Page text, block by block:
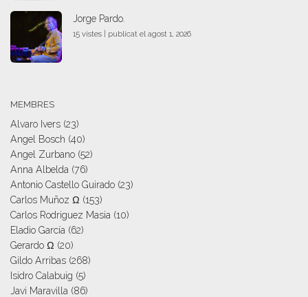
Jorge Pardo.
15 vistes | publicat el agost 1, 2026
MEMBRES
Alvaro Ivers (23)
Angel Bosch (40)
Angel Zurbano (52)
Anna Albelda (76)
Antonio Castello Guirado (23)
Carlos Muñoz Ω (153)
Carlos Rodriguez Masia (10)
Eladio García (62)
Gerardo Ω (20)
Gildo Arribas (268)
Isidro Calabuig (5)
Javi Maravilla (86)